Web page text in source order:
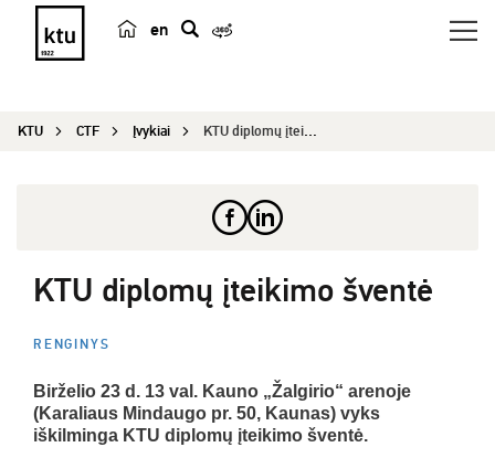
en
e
KTU CTF Įvykiai KTU diplomų įteikimo šventė
KTU diplomų įteikimo šventė
RENGINYS
Birželio 23 d. 13 val. Kauno „Žalgirio“ arenoje
(Karaliaus Mindaugo pr. 50, Kaunas) vyks
iškilminga KTU diplomų įteikimo šventė.